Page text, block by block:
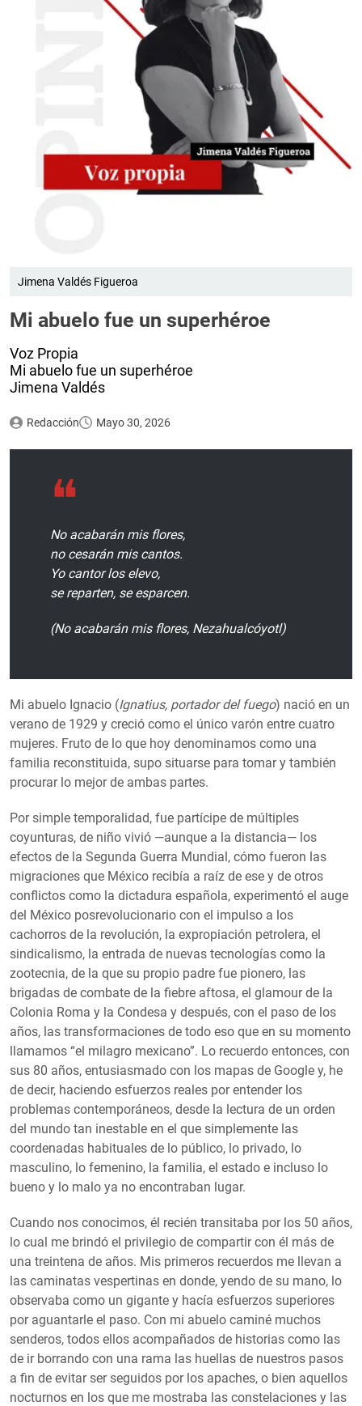
Jimena Valdés Figueroa
Mi abuelo fue un superhéroe
Voz Propia
Mi abuelo fue un superhéroe
Jimena Valdés
Redacción Mayo 30, 2026
No acabarán mis flores,
no cesarán mis cantos.
Yo cantor los elevo,
se reparten, se esparcen.
(No acabarán mis flores, Nezahualcóyotl)
Mi abuelo Ignacio (Ignatius, portador del fuego) nació en un
verano de 1929 y creció como el único varón entre cuatro
mujeres. Fruto de lo que hoy denominamos como una
familia reconstituida, supo situarse para tomar y también
procurar lo mejor de ambas partes.
Por simple temporalidad, fue partícipe de múltiples
coyunturas, de niño vivió —aunque a la distancia— los
efectos de la Segunda Guerra Mundial, cómo fueron las
migraciones que México recibía a raíz de ese y de otros
conflictos como la dictadura española, experimentó el auge
del México posrevolucionario con el impulso a los
cachorros de la revolución, la expropiación petrolera, el
sindicalismo, la entrada de nuevas tecnologías como la
zootecnia, de la que su propio padre fue pionero, las
brigadas de combate de la fiebre aftosa, el glamour de la
Colonia Roma y la Condesa y después, con el paso de los
años, las transformaciones de todo eso que en su momento
llamamos “el milagro mexicano”. Lo recuerdo entonces, con
sus 80 años, entusiasmado con los mapas de Google y, he
de decir, haciendo esfuerzos reales por entender los
problemas contemporáneos, desde la lectura de un orden
del mundo tan inestable en el que simplemente las
coordenadas habituales de lo público, lo privado, lo
masculino, lo femenino, la familia, el estado e incluso lo
bueno y lo malo ya no encontraban lugar.
Cuando nos conocimos, él recién transitaba por los 50 años,
lo cual me brindó el privilegio de compartir con él más de
una treintena de años. Mis primeros recuerdos me llevan a
las caminatas vespertinas en donde, yendo de su mano, lo
observaba como un gigante y hacía esfuerzos superiores
por aguantarle el paso. Con mi abuelo caminé muchos
senderos, todos ellos acompañados de historias como las
de ir borrando con una rama las huellas de nuestros pasos
a fin de evitar ser seguidos por los apaches, o bien aquellos
nocturnos en los que me mostraba las constelaciones y las